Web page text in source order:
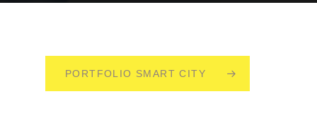
PORTFOLIO SMART CITY